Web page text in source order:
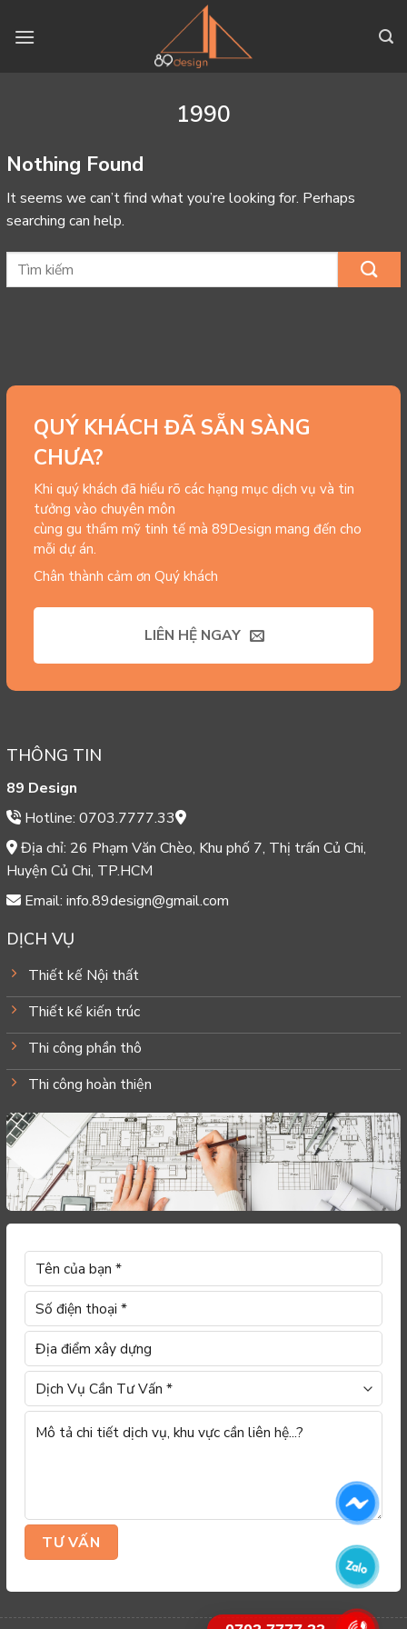
1990
Nothing Found
It seems we can’t find what you’re looking for. Perhaps
searching can help.
QUÝ KHÁCH ĐÃ SẴN SÀNG
CHƯA?
Khi quý khách đã hiểu rõ các hạng mục dịch vụ và tin
tưởng vào chuyên môn
cùng gu thẩm mỹ tinh tế mà 89Design mang đến cho
mỗi dự án.
Chân thành cảm ơn Quý khách
LIÊN HỆ NGAY
THÔNG TIN
89 Design
Hotline: 0703.7777.33
Địa chỉ: 26 Phạm Văn Chèo, Khu phố 7, Thị trấn Củ Chi,
Huyện Củ Chi, TP.HCM
Email: info.89design@gmail.com
DỊCH VỤ
Thiết kế Nội thất
Thiết kế kiến trúc
Thi công phần thô
Thi công hoàn thiện